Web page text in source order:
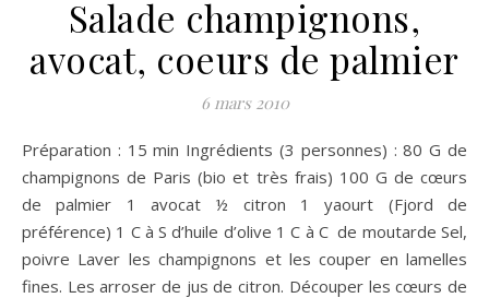
Salade champignons,
avocat, coeurs de palmier
6 mars 2010
Préparation : 15 min Ingrédients (3 personnes) : 80 G de
champignons de Paris (bio et très frais) 100 G de cœurs
de palmier 1 avocat ½ citron 1 yaourt (Fjord de
préférence) 1 C à S d’huile d’olive 1 C à C de moutarde Sel,
poivre Laver les champignons et les couper en lamelles
fines. Les arroser de jus de citron. Découper les cœurs de